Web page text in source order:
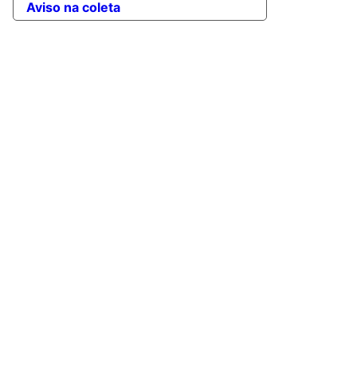
Aviso na coleta